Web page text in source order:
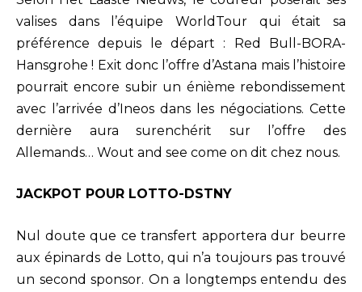
valises dans l’équipe WorldTour qui était sa
préférence depuis le départ : Red Bull-BORA-
Hansgrohe ! Exit donc l’offre d’Astana mais l’histoire
pourrait encore subir un énième rebondissement
avec l’arrivée d’Ineos dans les négociations. Cette
dernière aura surenchérit sur l’offre des
Allemands… Wout and see come on dit chez nous.
JACKPOT POUR LOTTO-DSTNY
Nul doute que ce transfert apportera dur beurre
aux épinards de Lotto, qui n’a toujours pas trouvé
un second sponsor. On a longtemps entendu des